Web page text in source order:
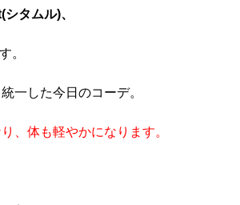
タムル)、
。
一した今日のコーデ。
、体も軽やかになります。